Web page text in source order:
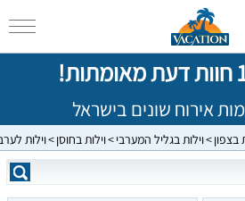
בצפון וילות בגליל המערבי וילות בחוסן וילות